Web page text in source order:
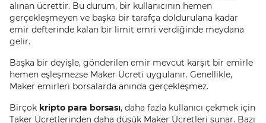
alınan ücrettir. Bu durum, bir kullanıcının hemen
gerçekleşmeyen ve başka bir tarafça doldurulana kadar
emir defterinde kalan bir limit emri verdiğinde meydana
gelir.
Başka bir deyişle, gönderilen emir mevcut karşıt bir emirle
hemen eşleşmezse Maker Ücreti uygulanır. Genellikle,
Maker emirleri borsalarda anında gerçekleşmez.
Birçok kripto para borsası, daha fazla kullanıcı çekmek için
Taker Ücretlerinden daha düşük Maker Ücretleri sunar. Bazı